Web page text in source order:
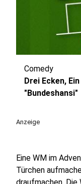
Comedy
Drei Ecken,
"Bundeshansi"
Anzeige
Eine WM im
Türchen
draufmachen.